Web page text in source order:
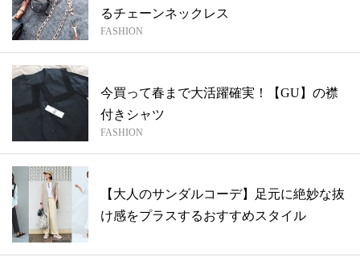
るチェーンネックレス
FASHION
今買って春まで大活躍確実！【GU】の襟
付きシャツ
FASHION
【大人のサンダルコーデ】足元に絶妙な抜
け感をプラスするおすすめスタイル